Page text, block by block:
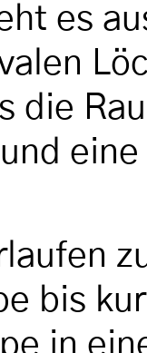
es
die
bis
in